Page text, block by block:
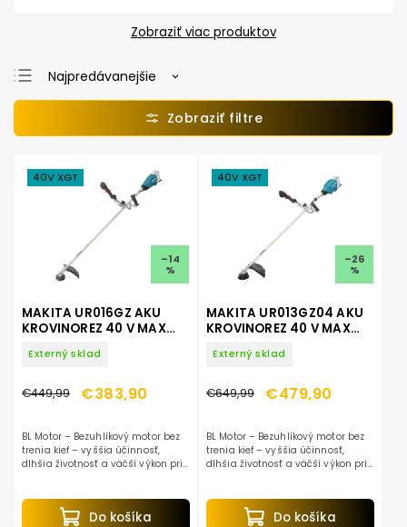
Zobraziť viac produktov
Najpredávanejšie
Najlacnejšie
Najdrahšie
40V XGT
–14
%
MAKITA UR016GZ AKU
KROVINOREZ 40 V MAX
Externý sklad
€449,99 €383,90
Do košíka
BL Motor – Bezuhlíkový motor bez
trenia kief – vyššia účinnosť,
dlhšia životnosť a väčší výkon pri
konštrukčné...
40V XGT
–26
%
MAKITA UR013GZ04 AKU
KROVINOREZ 40 V MAX
Externý sklad
€649,99 €479,90
Do košíka
BL Motor – Bezuhlíkový motor bez
trenia kief – vyššia účinnosť,
dlhšia životnosť a väčší výkon pri
konštrukčné...